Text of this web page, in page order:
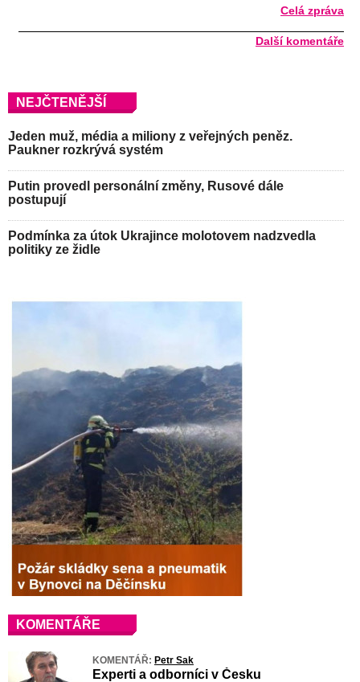
Celá zpráva
Další komentáře
NEJČTENĚJŠÍ
Jeden muž, média a miliony z veřejných peněz.
Paukner rozkrývá systém
Putin provedl personální změny, Rusové dále
postupují
Podmínka za útok Ukrajince molotovem nadzvedla
politiky ze židle
KOMENTÁŘE
KOMENTÁŘ: Petr Sak
Experti a odborníci v Česku